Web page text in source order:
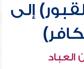
إلى